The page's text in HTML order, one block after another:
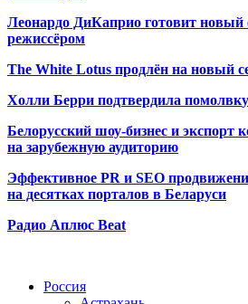
Леонардо ДиКаприо готовит
режиссёром
The White Lotus продлён на новый
Холли Берри подтвердила помолвк
Белорусский шоу-бизнес и экспорт
на зарубежную аудиторию
Эффективное PR и SEO
на десятках порталов в Беларуси
Радио Аплюс Beat
Россия